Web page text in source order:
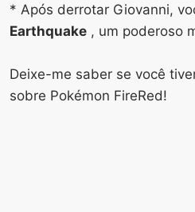
* Após derrotar Giovanni,
Earthquake , um poderoso
Deixe-me saber se você
sobre Pokémon FireRed!